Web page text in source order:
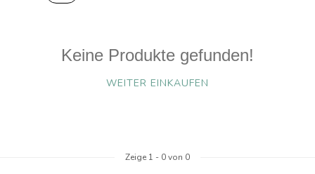
Keine Produkte gefunden!
WEITER EINKAUFEN
Zeige 1 - 0von 0